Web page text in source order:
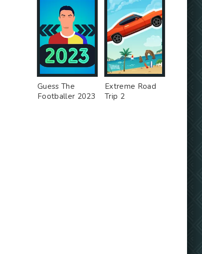
Guess The
Footballer 2023
Extreme Road
Trip 2